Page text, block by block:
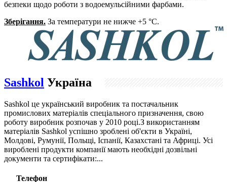
безпеки щодо роботи з водоемульсійними фарбами.
Зберігання. За температури не нижче +5 °С.
Sashkol Україна
Sashkol це український виробник та постачальник
промислових матеріалів спеціального призначення, свою
роботу виробник розпочав у 2010 році.З використанням
матеріалів Sashkol успішно зроблені об'єкти в Україні,
Молдові, Румунії, Польщі, Іспанії, Казахстані та Африці. Усі
вироблені продукти компанії мають необхідні дозвільні
документи та сертифікати:...
Телефон